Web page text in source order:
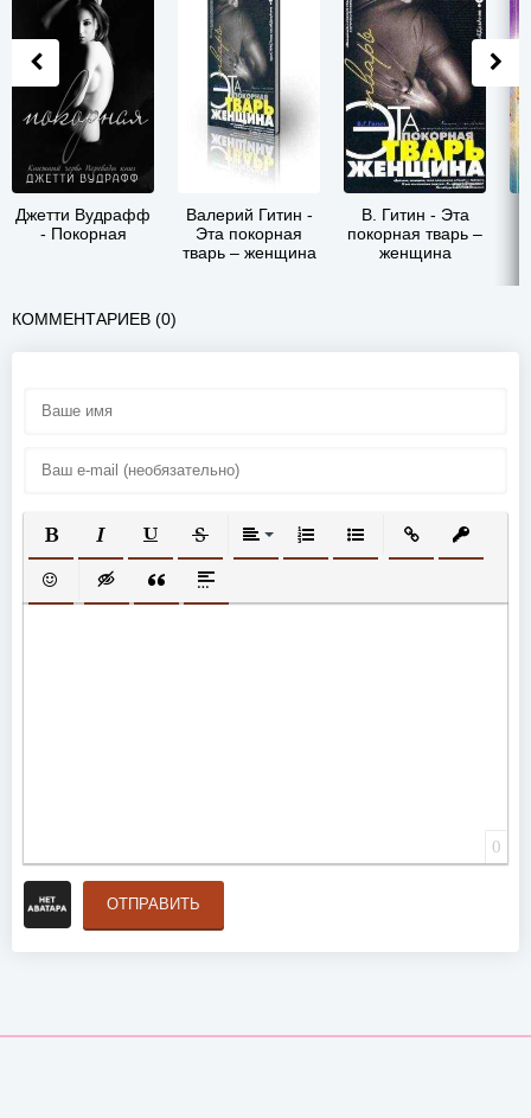
Джетти Вудрафф
- Покорная
Валерий Гитин -
Эта покорная
тварь – женщина
В. Гитин - Эта
покорная тварь –
женщина
КОММЕНТАРИЕВ (0)
ПОЛУЖИРНЫЙ
КУРСИВПОДЧЕРКНУТЫЙ
ЗАЧЕРКНУТЫЙВЫРАВНИВАНИЕ
НУМЕРОВАННЫЙ СПИСОК
МАРКИРОВАННЫЙ
ВСТАВИТЬ
ВСТАВИТЬ СМАЙЛИК
ВСТАВКА СКРЫТОГО ТЕКСТА
ВСТАВКА ЦИТАТЫ
ВСТАВКА СПОЙЛЕРА
0
ОТПРАВИТЬ